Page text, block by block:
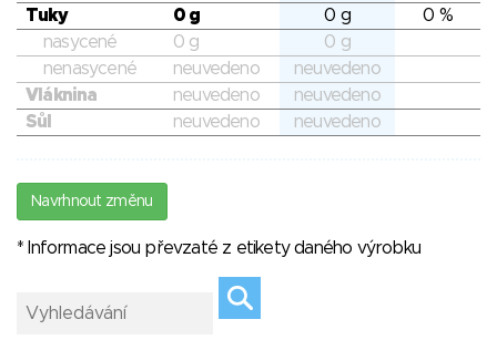
Tuky
0 g 0 g
0 %
nasycené
0 g
0 g
nenasycené
neuvedeno
neuvedeno
Vláknina
neuvedeno
neuvedeno
Sůl
neuvedeno neuvedeno
Navrhnout změnu
* Informace jsou převzaté z etikety daného výrobku